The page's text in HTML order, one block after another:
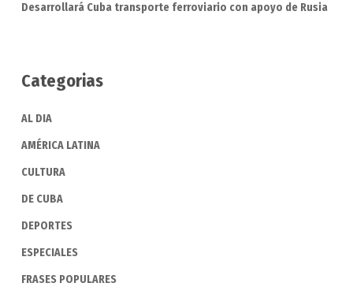
Desarrollará Cuba transporte ferroviario con apoyo de Rusia
Categorias
AL DIA
AMÉRICA LATINA
CULTURA
DE CUBA
DEPORTES
ESPECIALES
FRASES POPULARES